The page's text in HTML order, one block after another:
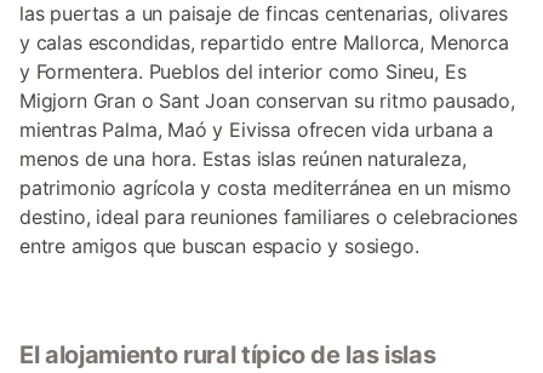
las puertas a un paisaje de fincas centenarias, olivares
y calas escondidas, repartido entre Mallorca, Menorca
y Formentera. Pueblos del interior como Sineu, Es
Migjorn Gran o Sant Joan conservan su ritmo pausado,
mientras Palma, Maó y Eivissa ofrecen vida urbana a
menos de una hora. Estas islas reúnen naturaleza,
patrimonio agrícola y costa mediterránea en un mismo
destino, ideal para reuniones familiares o celebraciones
entre amigos que buscan espacio y sosiego.
El alojamiento rural típico de las islas